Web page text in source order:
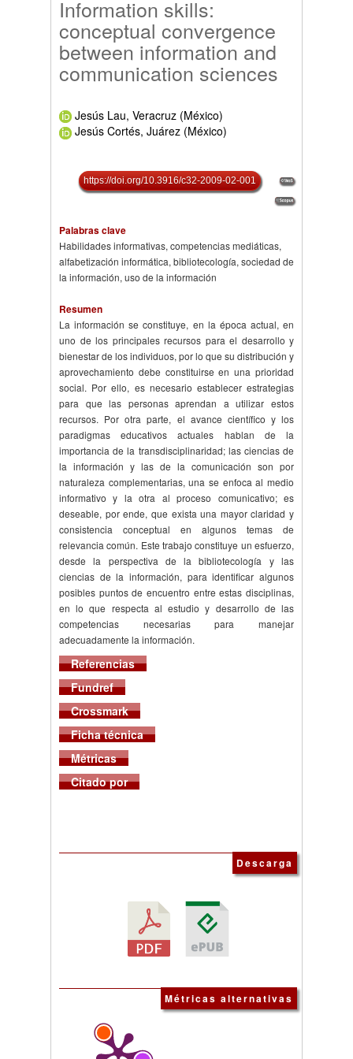
Information skills:
conceptual convergence
between information and
communication sciences
Jesús Lau, Veracruz (México)
Jesús Cortés, Juárez (México)
https://doi.org/10.3916/c32-2009-02-001
Palabras clave
Habilidades informativas, competencias mediáticas,
alfabetización informática, bibliotecología, sociedad de
la información, uso de la información
Resumen
La información se constituye, en la época actual, en
uno de los principales recursos para el desarrollo y
bienestar de los individuos, por lo que su distribución y
aprovechamiento debe constituirse en una prioridad
social. Por ello, es necesario establecer estrategias
para que las personas aprendan a utilizar estos
recursos. Por otra parte, el avance científico y los
paradigmas educativos actuales hablan de la
importancia de la transdisciplinaridad; las ciencias de
la información y las de la comunicación son por
naturaleza complementarias, una se enfoca al medio
informativo y la otra al proceso comunicativo; es
deseable, por ende, que exista una mayor claridad y
consistencia conceptual en algunos temas de
relevancia común. Este trabajo constituye un esfuerzo,
desde la perspectiva de la bibliotecología y las
ciencias de la información, para identificar algunos
posibles puntos de encuentro entre estas disciplinas,
en lo que respecta al estudio y desarrollo de las
competencias necesarias para manejar
adecuadamente la información.
Referencias
Fundref
Crossmark
Ficha técnica
Métricas
Citado por
Descarga
Métricas alternativas